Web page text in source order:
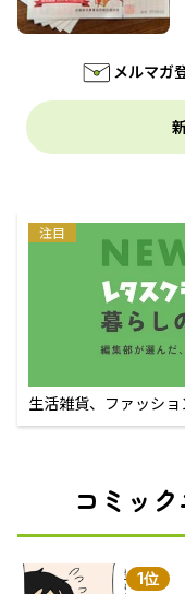
メルマガ
注目
生活雑貨、ファッシ
えるECサイト
コミッ
1位